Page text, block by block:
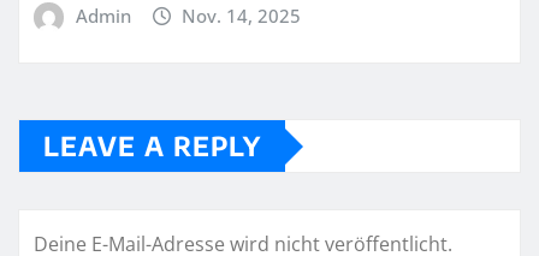
Admin Nov. 14, 2025
LEAVE A REPLY
Deine E-Mail-Adresse wird nicht veröffentlicht.